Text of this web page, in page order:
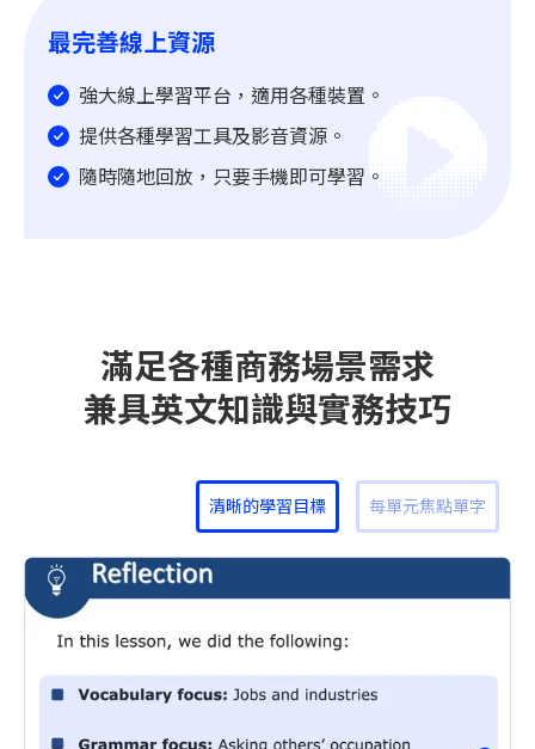
最完善線上資源
強大線上學習平台，適用各種裝置。
提供各種學習工具及影音資源。
隨時隨地回放，只要手機即可學習。
滿足各種商務場景需求
兼具英文知識與實務技巧
清晰的學習目標 每單元焦點單字